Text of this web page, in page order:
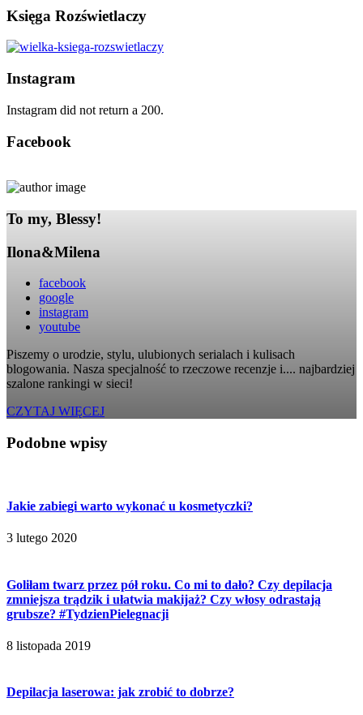
Księga Rozświetlaczy
Instagram
Instagram did not return a 200.
Facebook
To my, Blessy!
Ilona&Milena
facebook
google
instagram
youtube
Piszemy o urodzie, stylu, ulubionych serialach i kulisach
blogowania. Nasza specjalność to rzeczowe recenzje i.... najbardziej
szalone rankingi w sieci!
CZYTAJ WIĘCEJ
Podobne wpisy
Jakie zabiegi warto wykonać u kosmetyczki?
3 lutego 2020
Goliłam twarz przez pół roku. Co mi to dało? Czy depilacja
zmniejsza trądzik i ułatwia makijaż? Czy włosy odrastają
grubsze? #TydzienPielegnacji
8 listopada 2019
Depilacja laserowa: jak zrobić to dobrze?